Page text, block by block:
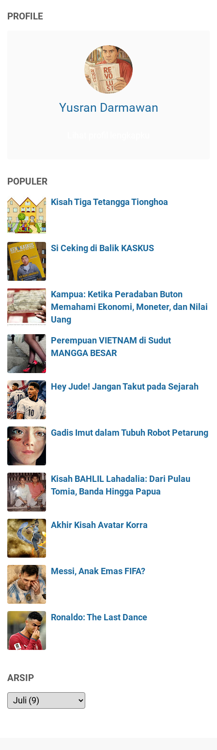
PROFILE
Yusran Darmawan
POPULER
Kisah Tiga Tetangga Tionghoa
Si Ceking di Balik KASKUS
Kampua: Ketika Peradaban Buton
Memahami Ekonomi, Moneter, dan Nilai
Uang
Perempuan VIETNAM di Sudut
MANGGA BESAR
Hey Jude! Jangan Takut pada Sejarah
Gadis Imut dalam Tubuh Robot Petarung
Kisah BAHLIL Lahadalia: Dari Pulau
Tomia, Banda Hingga Papua
Akhir Kisah Avatar Korra
Messi, Anak Emas FIFA?
Ronaldo: The Last Dance
ARSIP